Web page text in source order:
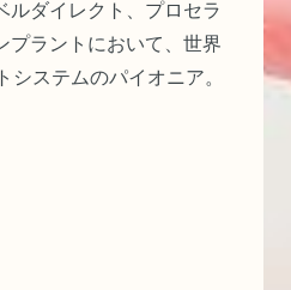
ルダイレクト、プロセラ
プラントにおいて、世界
ステムのパイオニア。